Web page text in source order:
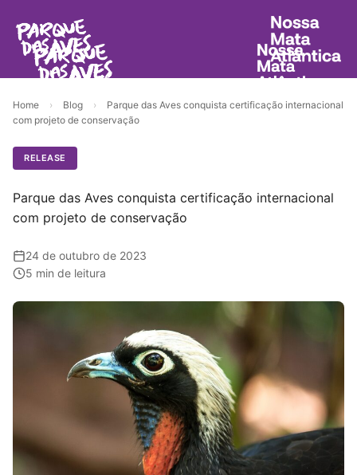
Home › Blog ›
Parque das Aves conquista certificação internacional
com projeto de conservação
RELEASE
Parque das Aves conquista certificação internacional
com projeto de conservação
24 de outubro de 2023
5 min de leitura